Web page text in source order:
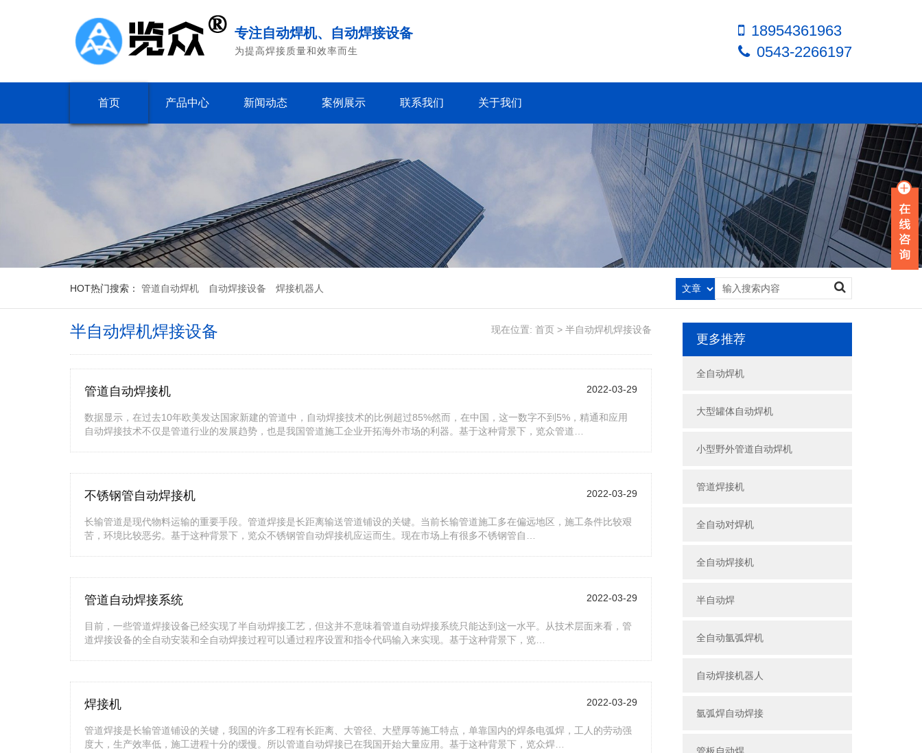
专注自动焊机、自动焊接设备
为提高焊接质量和效率而生
18954361963
0543-2266197
首页 产品中心 新闻动态 案例展示 联系我们 关于我们
HOT热门搜索： 管道自动焊机 自动焊接设备 焊接机器人
半自动焊机焊接设备 现在位置: 首页> 半自动焊机焊接设备
管道自动焊接机 2022-03-29
数据显示，在过去10年欧美发达国家新建的管道中，自动焊接技术的比例超过85%然而，在中国，这一数字不到5%，精通和应用
自动焊接技术不仅是管道行业的发展趋势，也是我国管道施工企业开拓海外市场的利器。基于这种背景下，览众管道…
不锈钢管自动焊接机 2022-03-29
长输管道是现代物料运输的重要手段。管道焊接是长距离输送管道铺设的关键。当前长输管道施工多在偏远地区，施工条件比较艰
苦，环境比较恶劣。基于这种背景下，览众不锈钢管自动焊接机应运而生。现在市场上有很多不锈钢管自…
管道自动焊接系统 2022-03-29
目前，一些管道焊接设备已经实现了半自动焊接工艺，但这并不意味着管道自动焊接系统只能达到这一水平。从技术层面来看，管
道焊接设备的全自动安装和全自动焊接过程可以通过程序设置和指令代码输入来实现。基于这种背景下，览…
焊接机 2022-03-29
管道焊接是长输管道铺设的关键，我国的许多工程有长距离、大管径、大壁厚等施工特点，单靠国内的焊条电弧焊，工人的劳动强
度大，生产效率低，施工进程十分的缓慢。所以管道自动焊接已在我国开始大量应用。基于这种背景下，览众焊…
更多推荐
全自动焊机
大型罐体自动焊机
小型野外管道自动焊机
管道焊接机
全自动对焊机
全自动焊接机
半自动焊
全自动氩弧焊机
自动焊接机器人
氩弧焊自动焊接